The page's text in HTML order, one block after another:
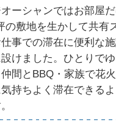
ーシャンではお部屋だ
の敷地を生かして共有
事での滞在に便利な
けました。ひとりで
間とBBQ・家族で花
持ちよく滞在できる